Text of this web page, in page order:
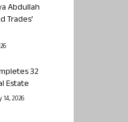
Abdullah
Trades’
32
Estate
2026